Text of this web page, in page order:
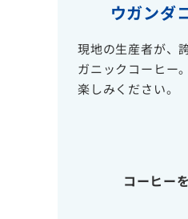
ウガンダ
現地の生産者が、
ガニックコーヒー
楽しみください。
コーヒー